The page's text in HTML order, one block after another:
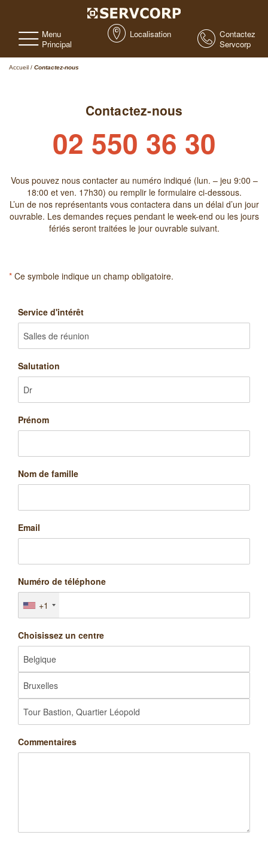
Menu
Principal
Localisation
Contactez
Servcorp
Accueil / Contactez-nous
Contactez-nous
02 550 36 30
Vous pouvez nous contacter au numéro indiqué (lun. – jeu 9:00 –
18:00 et ven. 17h30) ou remplir le formulaire ci-dessous.
L’un de nos représentants vous contactera dans un délai d’un jour
ouvrable. Les demandes reçues pendant le week-end ou les jours
fériés seront traitées le jour ouvrable suivant.
* Ce symbole indique un champ obligatoire.
Service d'intérêt
Salutation
Prénom
Nom de famille
Email
Numéro de téléphone
+1
Choisissez un centre
Commentaires